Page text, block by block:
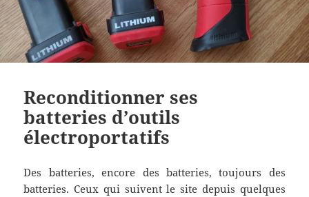
Reconditionner ses
batteries d’outils
électroportatifs
Des batteries, encore des batteries, toujours des
batteries. Ceux qui suivent le site depuis quelques